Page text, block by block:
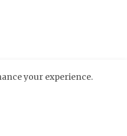
your experience.